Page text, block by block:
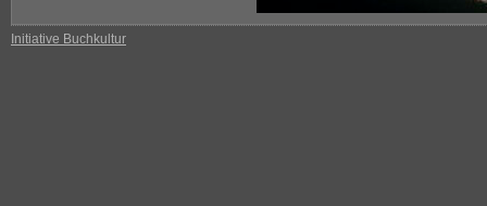
Initiative Buchkultur